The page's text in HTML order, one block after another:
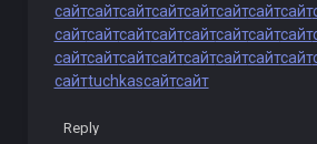
сайтсайтсайтсайтсайтсайтсайтсайт
сайтсайтсайтсайтсайтсайтсайтсайт
сайтсайтсайтсайтсайтсайтсайтсайт
сайтtuchkasсайтсайт
Reply